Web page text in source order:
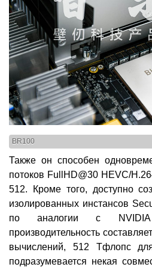
BR100
Также он способен
потоков FullHD@30 HEVC/
512. Кроме того, доступно
изолированных инстансов
по аналогии с NVIDIA
производительность
вычислений, 512 Тфлопс
подразумевается некая